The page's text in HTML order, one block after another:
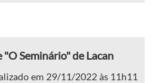
Seminário" de Lacan
em 29/11/2022 às 11h11